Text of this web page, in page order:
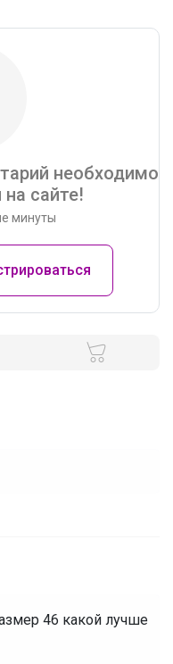
необходимо
сайте!
минуты
46 какой лучше